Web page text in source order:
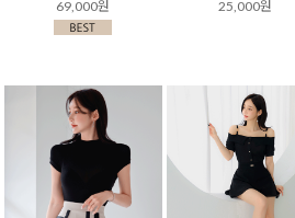
69,000원
25,000원